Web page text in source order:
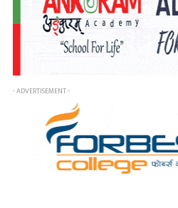
- ADVERTISEMENT -